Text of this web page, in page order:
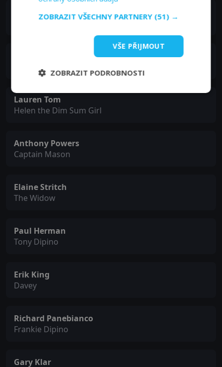
Tristine Skyler
Lauren Tom
Helen the Dim Sum Girl
Anthony Powers
Captain Mason
Elaine Stritch
The Widow
Paul Herman
Tony Dipino
Erik King
Davey
Richard Panebianco
Frankie Dipino
Gary Klar
ZOBRAZIT VŠECHNY PARTNERY (51) →
VŠE PŘIJMOUT
ZOBRAZIT PODROBNOSTI